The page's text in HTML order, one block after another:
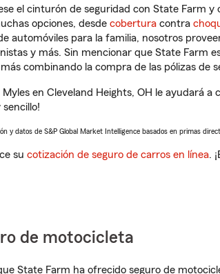
el cinturón de seguridad con State Farm y
opciones, desde cobertura contra
automóviles para la familia, nosotros
y más. Sin mencionar que State Farm
combinando la compra de las pólizas de
Myles en Cleveland Heights, OH le ayudará
sencillo!
y datos de S&P Global Market Intelligence basados en primas
su cotización de seguro de carros en línea.
de motocicleta
State Farm ha ofrecido seguro de